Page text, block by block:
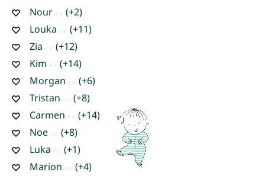
Nour
(+2)
Louka
(+11)
Zia
(+12)
Kim
(+14)
Morgan
(+6)
Tristan
(+8)
Carmen
(+14)
Noe
(+8)
Luka
(+1)
Marion
(+4)